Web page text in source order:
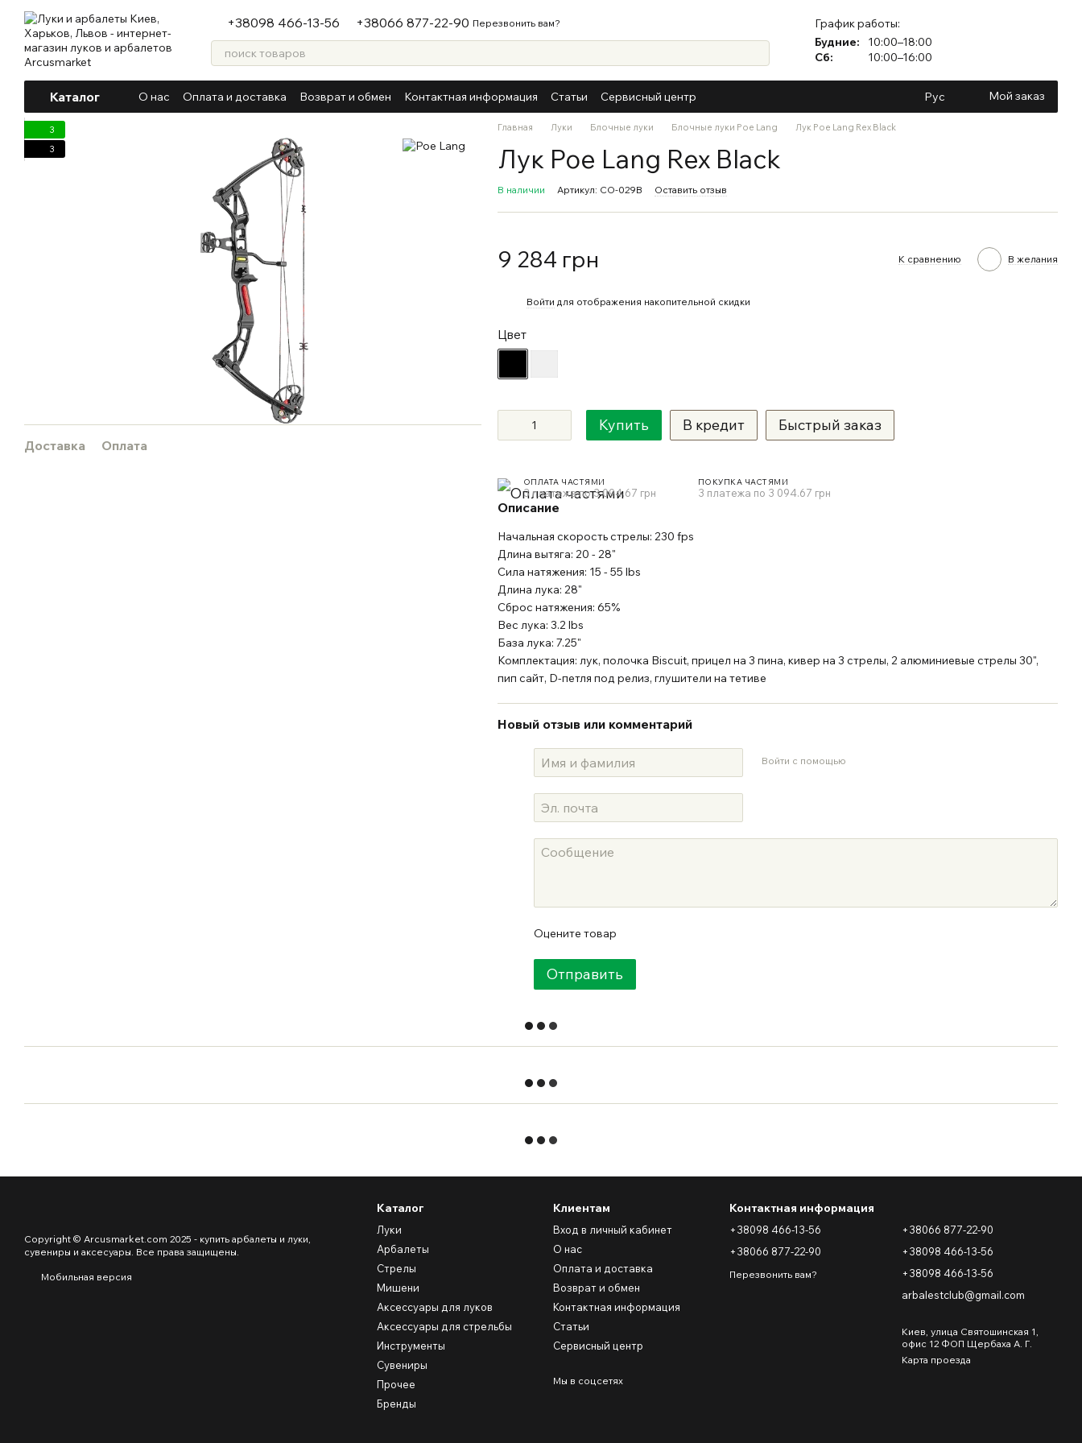
Перейти к основному контенту
+38098 466-13-56 +38066 877-22-90 Перезвонить вам?
График работы:
Будние:
10:00–18:00
Сб:
10:00–16:00
Каталог О нас Оплата и доставка Возврат и обмен Контактная информация Статьи Сервисный центр Рус Мой заказ
3
3
Доставка Оплата
Главная Луки Блочные луки Блочные луки Poe Lang Лук Poe Lang Rex Black
Лук Poe Lang Rex Black
В наличии Артикул: CO-029B Оставить отзыв
9 284 грн К сравнению В желания
Войти для отображения накопительной скидки
Цвет
Купить В кредит Быстрый заказ
ОПЛАТА ЧАСТЯМИ
3 платежа по 3 094.67 грн
ПОКУПКА ЧАСТЯМИ
3 платежа по 3 094.67 грн
Описание
Начальная скорость стрелы: 230 fps
Длина вытяга: 20 - 28"
Сила натяжения: 15 - 55 lbs
Длина лука: 28"
Сброс натяжения: 65%
Вес лука: 3.2 lbs
База лука: 7.25"
Комплектация: лук, полочка Biscuit, прицел на 3 пина, кивер на 3 стрелы, 2 алюминиевые стрелы 30",
пип сайт, D-петля под релиз, глушители на тетиве
Новый отзыв или комментарий
Войти с помощью
Оцените товар
Отправить
Copyright © Arcusmarket.com 2025 - купить арбалеты и луки,
сувениры и аксесуары. Все права защищены.
Мобильная версия
Каталог
Луки
Арбалеты
Стрелы
Мишени
Аксессуары для луков
Аксессуары для стрельбы
Инструменты
Сувениры
Прочее
Бренды
Клиентам
Вход в личный кабинет
О нас
Оплата и доставка
Возврат и обмен
Контактная информация
Статьи
Сервисный центр
Мы в соцсетях
Контактная информация
+38098 466-13-56
+38066 877-22-90
Перезвонить вам?
+38066 877-22-90
+38098 466-13-56
+38098 466-13-56
arbalestclub@gmail.com
Киев, улица Святошинская 1,
офис 12 ФОП Щербаха А. Г.
Карта проезда